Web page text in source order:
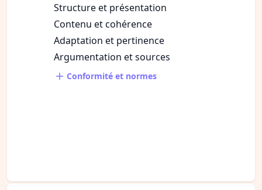
Structure et présentation
Contenu et cohérence
Adaptation et pertinence
Argumentation et sources
Conformité et normes